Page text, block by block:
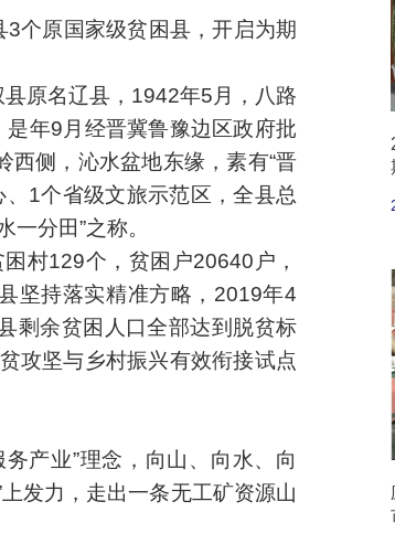
3个原国家级贫困县，开启为期
原名辽县，1942年5月，八路
年9月经晋冀鲁豫边区政府批
侧，沁水盆地东缘，素有“晋
1个省级文旅示范区，全县总
分田”之称。
村129个，贫困户20640户，
坚持落实精准方略，2019年4
剩余贫困人口全部达到脱贫标
攻坚与乡村振兴有效衔接试点
产业”理念，向山、向水、向
发力，走出一条无工矿资源山